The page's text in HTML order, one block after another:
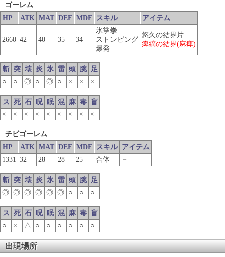
ゴーレム
HP
ATK MAT DEF MDF スキル アイテム
2660 42 40 35 34
氷掌拳
ストンピング
爆発
悠久の結界片
痺縞の結界(麻痺)
斬 突 壊 炎 氷 雷 頭 腕
足
○
○ ◎ ○ ◎ ○ × × ×
ス 死 石 呪 眠 混 麻 毒 盲
×
× × × × × × × ×
チビゴーレム
HP
ATK MAT DEF MDF スキル アイテム
1331 32 28 28 25 合体 －
斬 突 壊 炎 氷 雷 頭 腕
足
◎ ◎ ◎ ◎ ◎ ◎ ○ ○ ○
ス 死 石 呪 眠 混 麻 毒 盲
○
× △ ○ ○ ○ ○ ○ ○
出現場所